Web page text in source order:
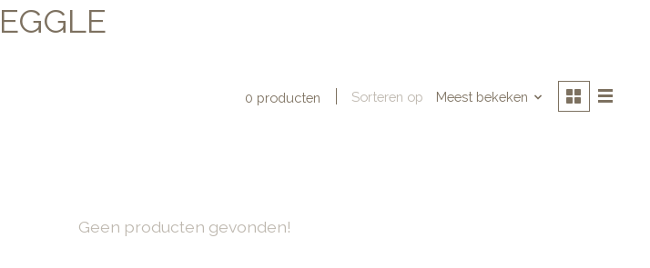
0 producten Sorteren op Meest bekeken
Geen producten gevonden!